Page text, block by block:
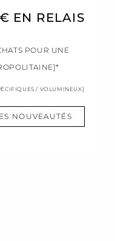
EN RELAIS
POUR UNE
/ VOLUMINEUX]
NOUVEAUTÉS